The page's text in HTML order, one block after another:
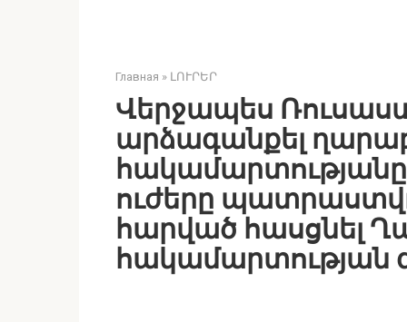
Главная » ԼՈՒՐԵՐ
Վերջապես
արձագանքել
ուժերը
հարված հասցնել
հակամարտության